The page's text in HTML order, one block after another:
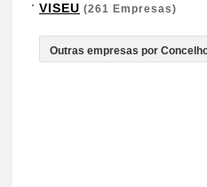
VISEU (261 Empresas)